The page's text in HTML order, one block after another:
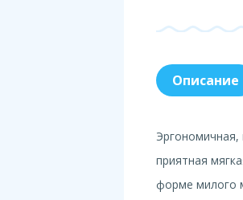
Описание
приятная
форме милого